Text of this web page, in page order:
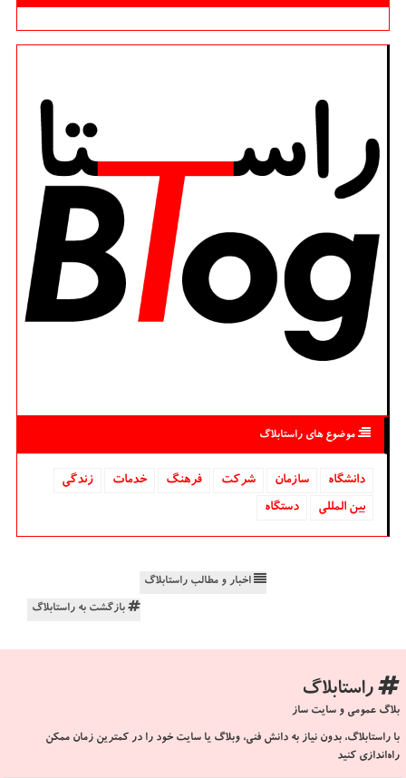
موضوع های راستابلاگ
دانشگاه‌ سازمان شركت فرهنگ خدمات
زندگی
بین المللی
دستگاه
اخبار و مطالب راستابلاگ
بازگشت به راستابلاگ
راستابلاگ
بلاگ عمومی و سایت ساز
با راستابلاگ، بدون نیاز به دانش فنی، وبلاگ یا سایت خود را در کمترین زمان ممکن
راه‌اندازی کنید